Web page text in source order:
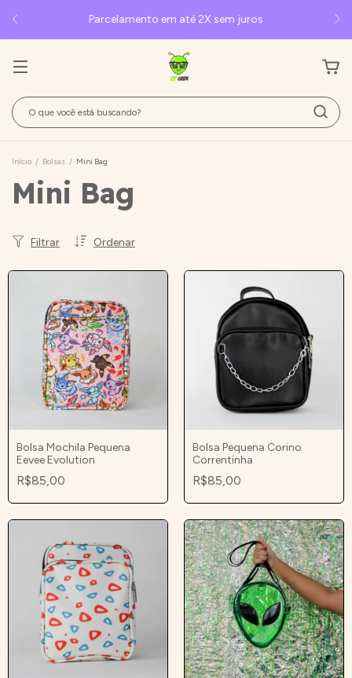
Parcelamento em até 2X sem juros
Início / Bolsas / Mini Bag
Mini Bag
Ordenar
Filtrar
Bolsa Mochila Pequena
Eevee Evolution
R$85,00
Bolsa Pequena Corino
Correntinha
R$85,00